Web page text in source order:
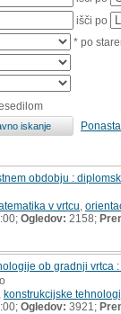
išči po
* po
obdobju :
v vrtcu
Ogledov: 2158;
ob gradnji vrtca
konstrukcijske
Ogledov: 3921;